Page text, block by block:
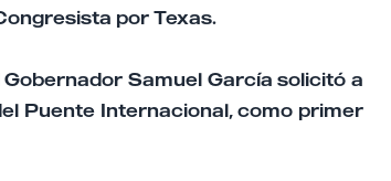
por Texas.
Samuel García solicitó a
Puente Internacional, como primer